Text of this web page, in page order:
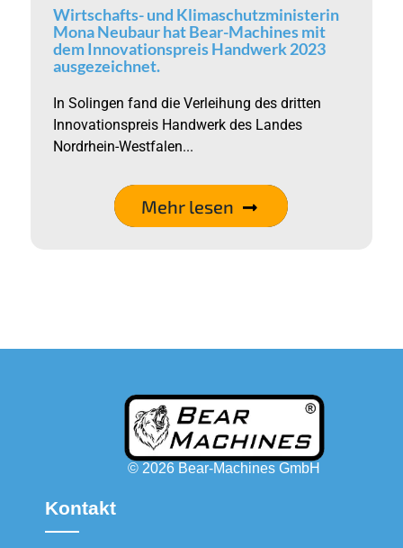
Wirtschafts- und Klimaschutzministerin
Mona Neubaur hat Bear-Machines mit
dem Innovationspreis Handwerk 2023
ausgezeichnet.
In Solingen fand die Verleihung des dritten
Innovationspreis Handwerk des Landes
Nordrhein-Westfalen...
Mehr lesen
© 2026 Bear-Machines GmbH
Kontakt